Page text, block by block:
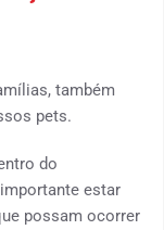
também
pets.
do
estar
possam ocorrer